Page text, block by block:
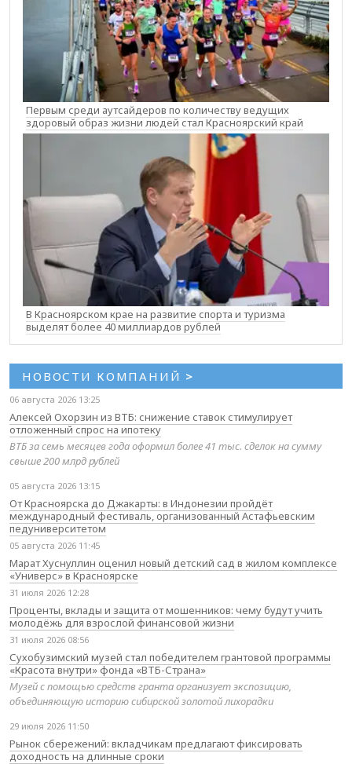
Первым среди аутсайдеров по количеству ведущих
здоровый образ жизни людей стал Красноярский край
В Красноярском крае на развитие спорта и туризма
выделят более 40 миллиардов рублей
НОВОСТИ КОМПАНИЙ >
06 августа 2026 13:25
Алексей Охорзин из ВТБ: снижение ставок стимулирует
отложенный спрос на ипотеку
ВТБ за семь месяцев года оформил более 41 тыс. сделок на сумму
свыше 200 млрд рублей
05 августа 2026 13:15
От Красноярска до Джакарты: в Индонезии пройдёт
международный фестиваль, организованный Астафьевским
педуниверситетом
05 августа 2026 11:45
Марат Хуснуллин оценил новый детский сад в жилом комплексе
«Универс» в Красноярске
31 июля 2026 12:28
Проценты, вклады и защита от мошенников: чему будут учить
молодёжь для взрослой финансовой жизни
31 июля 2026 08:56
Сухобузимский музей стал победителем грантовой программы
«Красота внутри» фонда «ВТБ-Страна»
Музей с помощью средств гранта организует экспозицию,
объединяющую историю сибирской золотой лихорадки
29 июля 2026 11:50
Рынок сбережений: вкладчикам предлагают фиксировать
доходность на длинные сроки